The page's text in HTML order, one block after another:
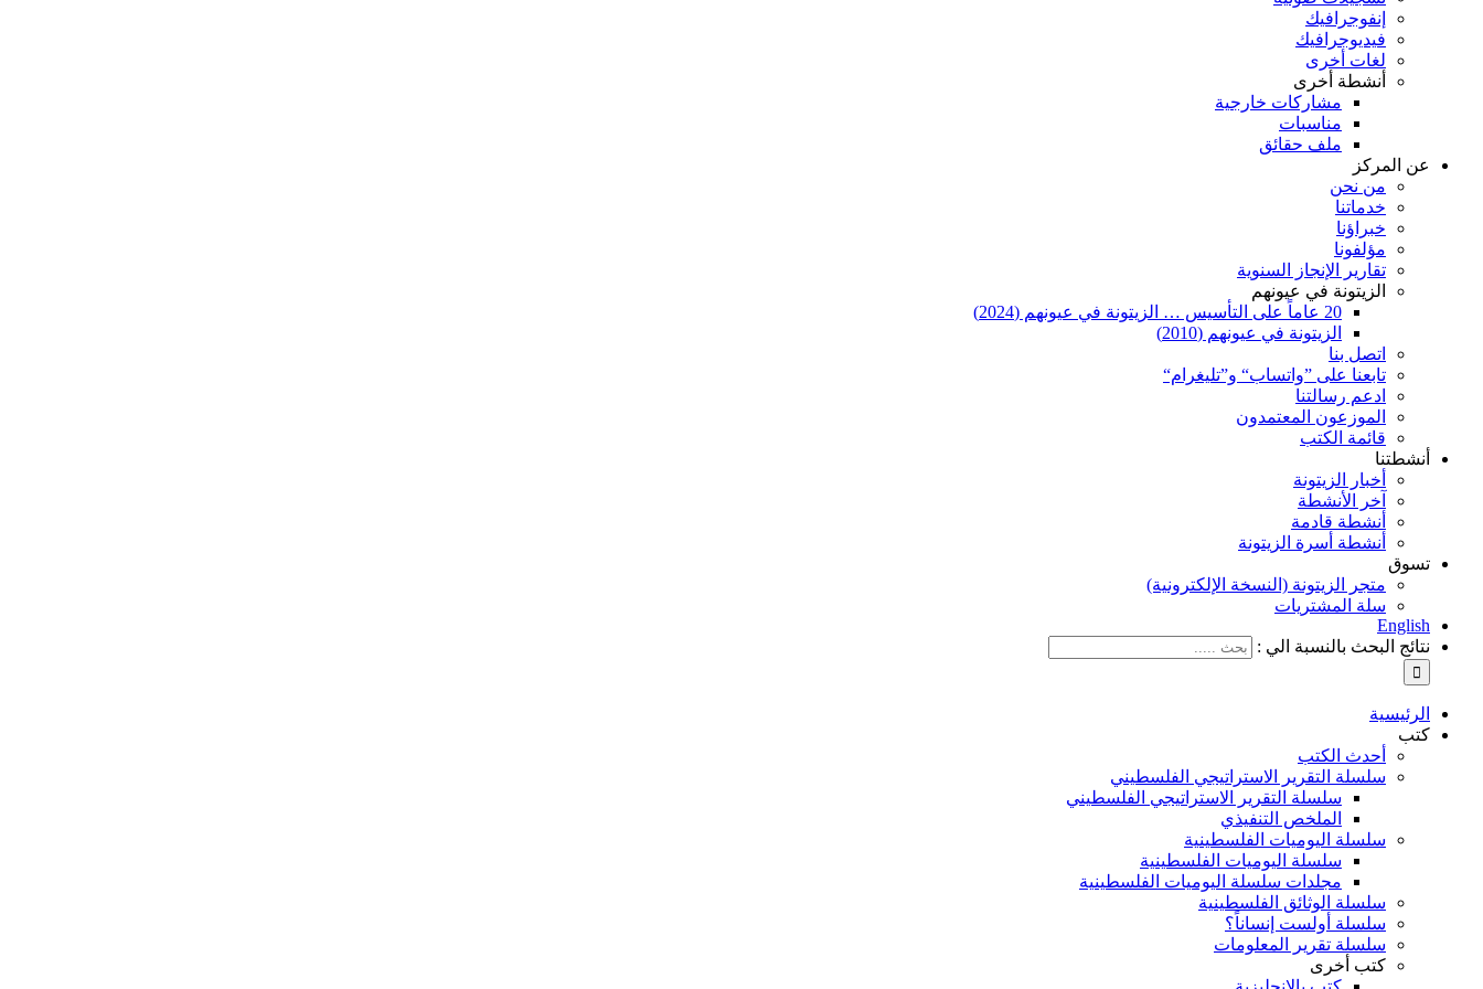
إنفوجرافيك
فيديوجرافيك
لغات أخرى
أنشطة أخرى
مشاركات خارجية
مناسبات
ملف حقائق
عن المركز
من نحن
خدماتنا
خبراؤنا
مؤلفونا
تقارير الإنجاز السنوية
الزيتونة في عيونهم
20 عاماً على التأسيس … الزيتونة في عيونهم (2024)
الزيتونة في عيونهم (2010)
اتصل بنا
تابعنا على ”واتساب“ و”تليغرام“
ادعم رسالتنا
الموزعون المعتمدون
قائمة الكتب
أنشطتنا
أخبار الزيتونة
آخر الأنشطة
أنشطة قادمة
أنشطة أسرة الزيتونة
تسوق
متجر الزيتونة (النسخة الإلكترونية)
سلة المشتريات
English
نتائج البحث بالنسبة الي :
الرئيسية
كتب
أحدث الكتب
سلسلة التقرير الاستراتيجي الفلسطيني
سلسلة التقرير الاستراتيجي الفلسطيني
الملخص التنفيذي
سلسلة اليوميات الفلسطينية
سلسلة اليوميات الفلسطينية
مجلدات سلسلة اليوميات الفلسطينية
سلسلة الوثائق الفلسطينية
سلسلة أولست إنساناً؟
سلسلة تقرير المعلومات
كتب أخرى